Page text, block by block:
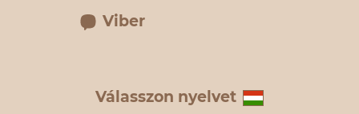
Viber
Válasszon nyelvet